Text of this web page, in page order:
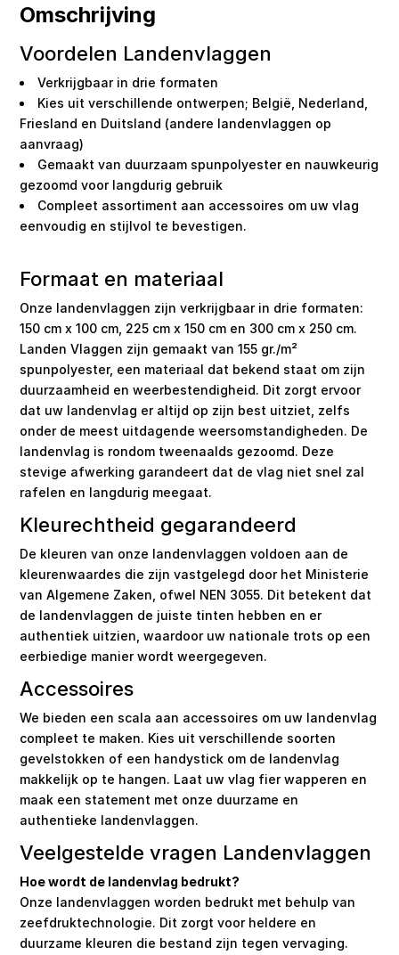
Omschrijving
Voordelen Landenvlaggen
Verkrijgbaar in drie formaten
Kies uit verschillende ontwerpen; België, Nederland,
Friesland en Duitsland (andere landenvlaggen op
aanvraag)
Gemaakt van duurzaam spunpolyester en nauwkeurig
gezoomd voor langdurig gebruik
Compleet assortiment aan accessoires om uw vlag
eenvoudig en stijlvol te bevestigen.
Formaat en materiaal
Onze landenvlaggen zijn verkrijgbaar in drie formaten:
150 cm x 100 cm, 225 cm x 150 cm en 300 cm x 250 cm.
Landen Vlaggen zijn gemaakt van 155 gr./m²
spunpolyester, een materiaal dat bekend staat om zijn
duurzaamheid en weerbestendigheid. Dit zorgt ervoor
dat uw landenvlag er altijd op zijn best uitziet, zelfs
onder de meest uitdagende weersomstandigheden. De
landenvlag is rondom tweenaalds gezoomd. Deze
stevige afwerking garandeert dat de vlag niet snel zal
rafelen en langdurig meegaat.
Kleurechtheid gegarandeerd
De kleuren van onze landenvlaggen voldoen aan de
kleurenwaardes die zijn vastgelegd door het Ministerie
van Algemene Zaken, ofwel NEN 3055. Dit betekent dat
de landenvlaggen de juiste tinten hebben en er
authentiek uitzien, waardoor uw nationale trots op een
eerbiedige manier wordt weergegeven.
Accessoires
We bieden een scala aan accessoires om uw landenvlag
compleet te maken. Kies uit verschillende soorten
gevelstokken of een handystick om de landenvlag
makkelijk op te hangen. Laat uw vlag fier wapperen en
maak een statement met onze duurzame en
authentieke landenvlaggen.
Veelgestelde vragen Landenvlaggen
Hoe wordt de landenvlag bedrukt?
Onze landenvlaggen worden bedrukt met behulp van
zeefdruktechnologie. Dit zorgt voor heldere en
duurzame kleuren die bestand zijn tegen vervaging.